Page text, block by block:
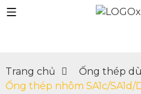
Trang chủ
Ống thép
Ống thép nhôm SA1c/SA1d/